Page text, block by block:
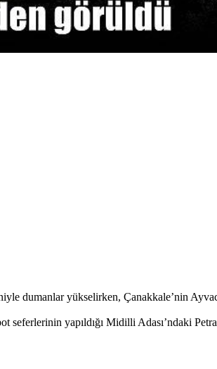
dumanlar yükselirken, Çanakkale’nin
yapıldığı Midilli Adası’ndaki